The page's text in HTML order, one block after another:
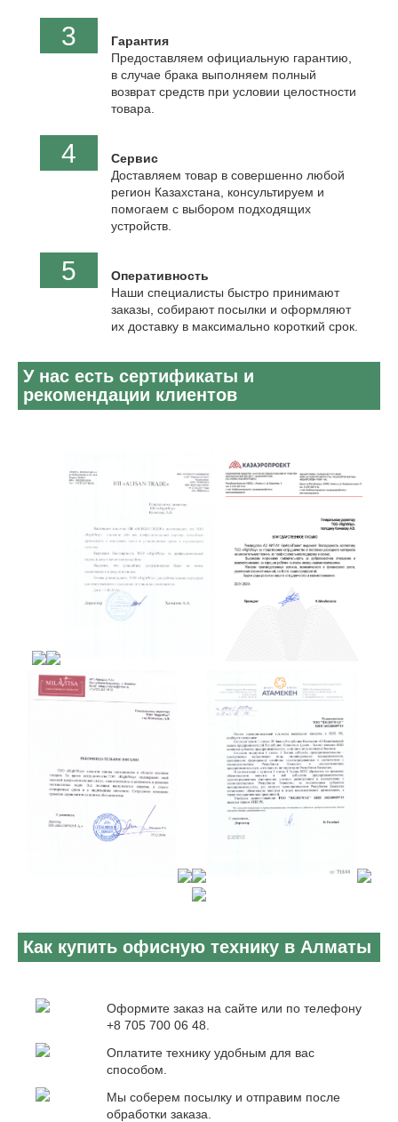
3
Гарантия
Предоставляем официальную гарантию,
в случае брака выполняем полный
возврат средств при условии целостности
товара.
4
Сервис
Доставляем товар в совершенно любой
регион Казахстана, консультируем и
помогаем с выбором подходящих
устройств.
5
Оперативность
Наши специалисты быстро принимают
заказы, собирают посылки и оформляют
их доставку в максимально короткий срок.
У нас есть сертификаты и
рекомендации клиентов
Как купить офисную технику в Алматы
Оформите заказ на сайте или по телефону
+8 705 700 06 48.
Оплатите технику удобным для вас
способом.
Мы соберем посылку и отправим после
обработки заказа.